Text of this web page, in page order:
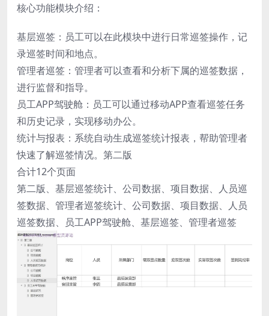
核心功能模块介绍：
基层巡签：员工可以在此模块中进行日常巡签操作，记
录巡签时间和地点。
管理者巡签：管理者可以查看和分析下属的巡签数据，
进行监督和指导。
员工APP驾驶舱：员工可以通过移动APP查看巡签任务
和历史记录，实现移动办公。
统计与报表：系统自动生成巡签统计报表，帮助管理者
快速了解巡签情况。第二版
合计12个页面
第二版、基层巡签统计、公司数据、项目数据、人员巡
签数据、管理者巡签统计、公司数据、项目数据、人员
巡签数据、员工APP驾驶舱、基层巡签、管理者巡签